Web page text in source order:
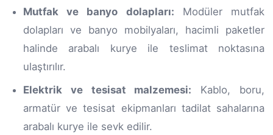
Mutfak ve banyo dolapları: Modüler mutfak
dolapları ve banyo mobilyaları, hacimli paketler
halinde arabalı kurye ile teslimat noktasına
ulaştırılır.
Elektrik ve tesisat malzemesi: Kablo, boru,
armatür ve tesisat ekipmanları tadilat sahalarına
arabalı kurye ile sevk edilir.